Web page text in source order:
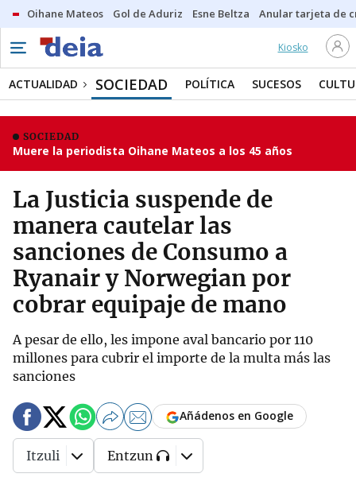
Oihane Mateos Gol de Aduriz Esne Beltza Anular tarjeta de
Kiosko
ACTUALIDAD SOCIEDAD POLÍTICA SUCESOS
SOCIEDAD
Muere la periodista Oihane Mateos a los 45 años
La Justicia suspende de
manera cautelar las
sanciones de Consumo a
Ryanair y Norwegian por
cobrar equipaje de mano
A pesar de ello, les impone aval bancario por 110
millones para cubrir el importe de la multa más las
sanciones
Añádenos en Google
Itzuli Entzun